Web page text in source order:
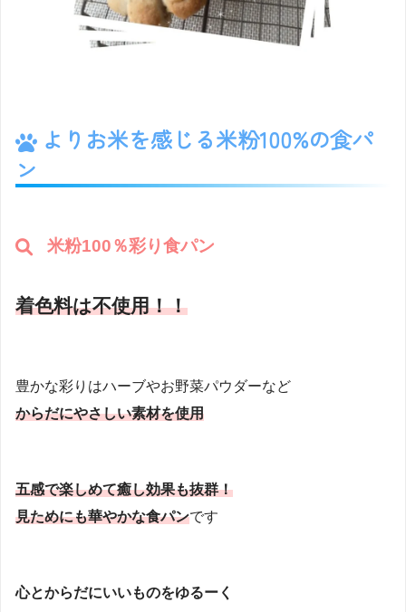
よりお米を感じる米粉100%の食パ
ン
米粉100％彩り食パン
着色料は不使用！！
豊かな彩りはハーブやお野菜パウダーなど
からだにやさしい素材を使用
五感で楽しめて癒し効果も抜群！
見ためにも華やかな食パンです
心とからだにいいものをゆるーく